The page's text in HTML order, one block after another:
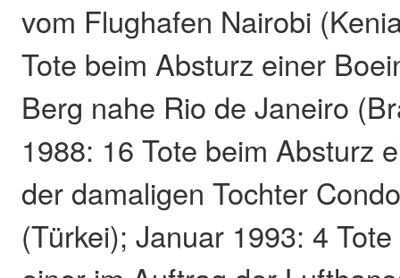
vom Flughafen Nairobi
Tote beim Absturz einer
Berg nahe Rio de Janeiro
1988: 16 Tote beim Absturz
der damaligen Tochter
(Türkei); Januar 1993: 4